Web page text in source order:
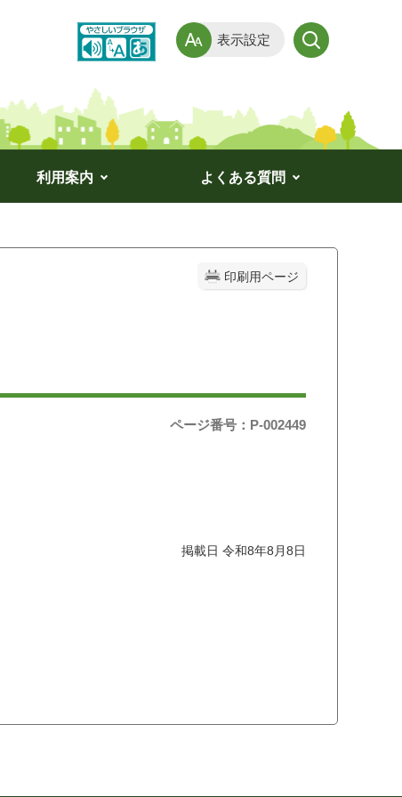
表示設定
利用案内 よくある質問
印刷用ページ
ページ番号：P-002449
掲載日 令和8年8月8日